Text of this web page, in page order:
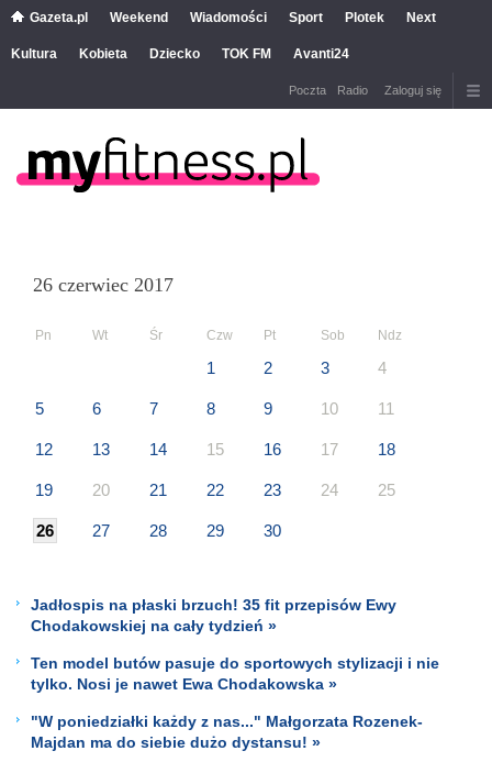
Gazeta.pl Weekend Wiadomości Sport Plotek Next
Kultura Kobieta Dziecko TOK FM Avanti24
Poczta Radio Zaloguj się
26 czerwiec 2017
Pn Wt Śr Czw Pt Sob Ndz
1 2 3 4
5 6 7 8 9 10 11
12 13 14 15 16 17 18
19 20 21 22 23 24 25
26 27 28 29 30
Jadłospis na płaski brzuch! 35 fit przepisów Ewy
Chodakowskiej na cały tydzień »
Ten model butów pasuje do sportowych stylizacji i nie
tylko. Nosi je nawet Ewa Chodakowska »
"W poniedziałki każdy z nas..." Małgorzata Rozenek-
Majdan ma do siebie dużo dystansu! »